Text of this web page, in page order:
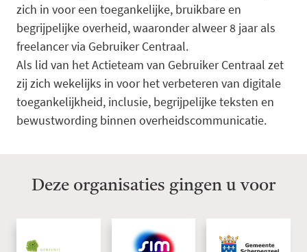
zich in voor een toegankelijke, bruikbare en
begrijpelijke overheid, waaronder alweer 8 jaar als
freelancer via Gebruiker Centraal.
Als lid van het Actieteam van Gebruiker Centraal zet
zij zich wekelijks in voor het verbeteren van digitale
toegankelijkheid, inclusie, begrijpelijke teksten en
bewustwording binnen overheidscommunicatie.
Deze organisaties gingen u voor